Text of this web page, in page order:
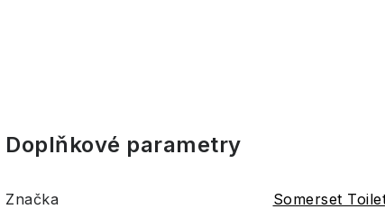
Doplňkové parametry
Značka Somerset